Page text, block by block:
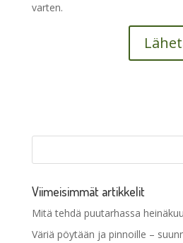
varten.
Viimeisimmät artikkelit
Mitä tehdä puutarhassa
Väriä pöytään ja pinnoille –